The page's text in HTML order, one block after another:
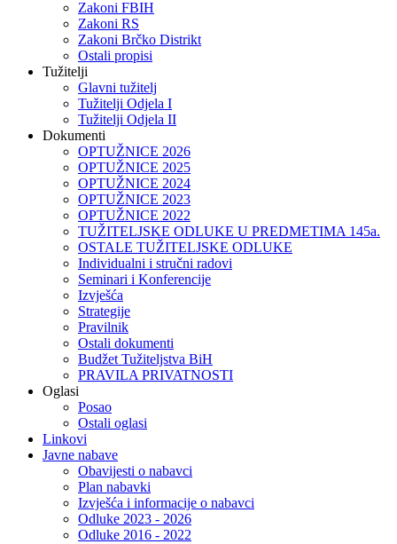
Zakoni FBIH
Zakoni RS
Zakoni Brčko Distrikt
Ostali propisi
Tužitelji
Glavni tužitelj
Tužitelji Odjela I
Tužitelji Odjela II
Dokumenti
OPTUŽNICE 2026
OPTUŽNICE 2025
OPTUŽNICE 2024
OPTUŽNICE 2023
OPTUŽNICE 2022
TUŽITELJSKE ODLUKE U PREDMETIMA 145a.
OSTALE TUŽITELJSKE ODLUKE
Individualni i stručni radovi
Seminari i Konferencije
Izvješća
Strategije
Pravilnik
Ostali dokumenti
Budžet Tužiteljstva BiH
PRAVILA PRIVATNOSTI
Oglasi
Posao
Ostali oglasi
Linkovi
Javne nabave
Obavijesti o nabavci
Plan nabavki
Izvješća i informacije o nabavci
Odluke 2023 - 2026
Odluke 2016 - 2022